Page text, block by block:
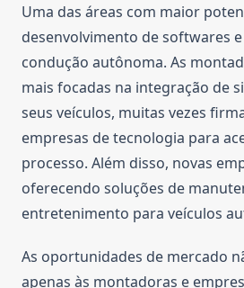
Uma das áreas com maior
desenvolvimento de softwares
condução autônoma. As
mais focadas na integração de
seus veículos, muitas vezes
empresas de tecnologia para
processo. Além disso, novas
oferecendo soluções de
entretenimento para veículos
As oportunidades de mercado
apenas às montadoras e